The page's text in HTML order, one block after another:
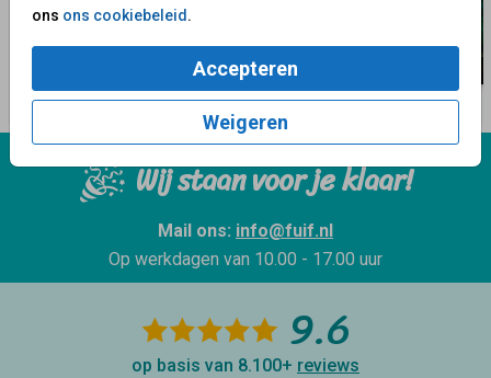
ons ons cookiebeleid .
Accepteren
Weigeren
Wij staan voor je klaar!
Mail ons: info@fuif.nl
Op werkdagen van 10.00 - 17.00 uur
9.6
op basis van 8.100+ reviews